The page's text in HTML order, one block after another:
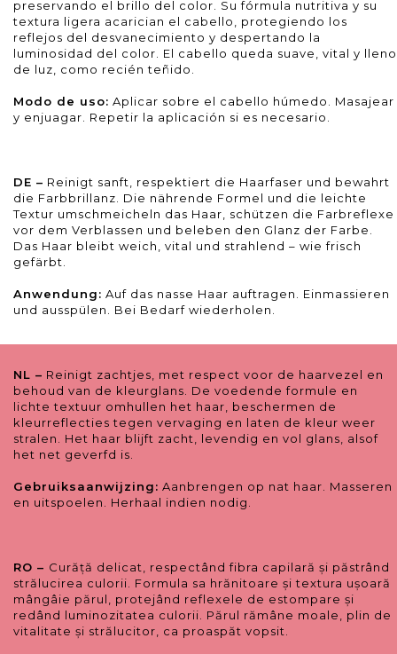
preservando el brillo del color. Su fórmula nutritiva y su
textura ligera acarician el cabello, protegiendo los
reflejos del desvanecimiento y despertando la
luminosidad del color. El cabello queda suave, vital y lleno
de luz, como recién teñido.
Modo de uso: Aplicar sobre el cabello húmedo. Masajear
y enjuagar. Repetir la aplicación si es necesario.
DE – Reinigt sanft, respektiert die Haarfaser und bewahrt
die Farbbrillanz. Die nährende Formel und die leichte
Textur umschmeicheln das Haar, schützen die Farbreflexe
vor dem Verblassen und beleben den Glanz der Farbe.
Das Haar bleibt weich, vital und strahlend – wie frisch
gefärbt.
Anwendung: Auf das nasse Haar auftragen. Einmassieren
und ausspülen. Bei Bedarf wiederholen.
NL – Reinigt zachtjes, met respect voor de haarvezel en
behoud van de kleurglans. De voedende formule en
lichte textuur omhullen het haar, beschermen de
kleurreflecties tegen vervaging en laten de kleur weer
stralen. Het haar blijft zacht, levendig en vol glans, alsof
het net geverfd is.
Gebruiksaanwijzing: Aanbrengen op nat haar. Masseren
en uitspoelen. Herhaal indien nodig.
RO – Curăță delicat, respectând fibra capilară și păstrând
strălucirea culorii. Formula sa hrănitoare și textura ușoară
mângâie părul, protejând reflexele de estompare și
redând luminozitatea culorii. Părul rămâne moale, plin de
vitalitate și strălucitor, ca proaspăt vopsit.